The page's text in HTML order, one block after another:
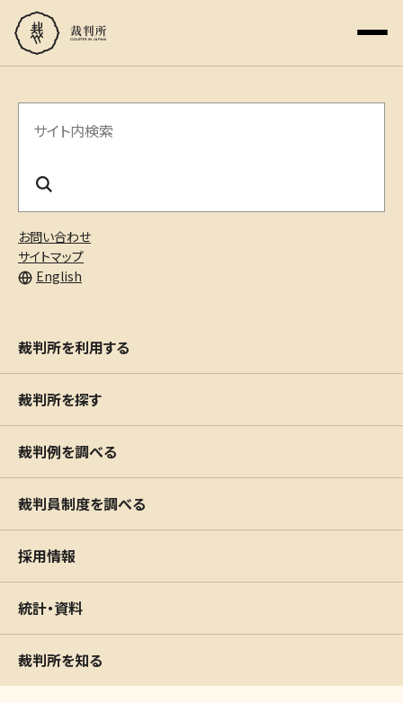
お問い合わせ
サイトマップ
English
サ
内
検
索
裁判所を利用する
裁判所を探す
裁判例を調べる
裁判員制度を調べる
採用情報
統計・資料
裁判所を知る